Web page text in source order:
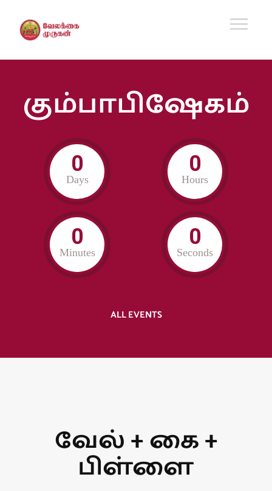
கும்பாபிஷேகம்
0
Days
0
Hours
0
Minutes
0
Seconds
ALL EVENTS
வேல் + கை +
பிள்ளை